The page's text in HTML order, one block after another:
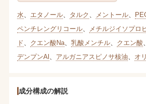
水 エタノール、 タルク メントール、
ペンチレングリコール、
メチルジイソプロ
ド
クエン酸Na、 乳酸メンチル、 クエン酸
デンプンAl
アルガニアスピノサ核油 オ
成分構成の解説